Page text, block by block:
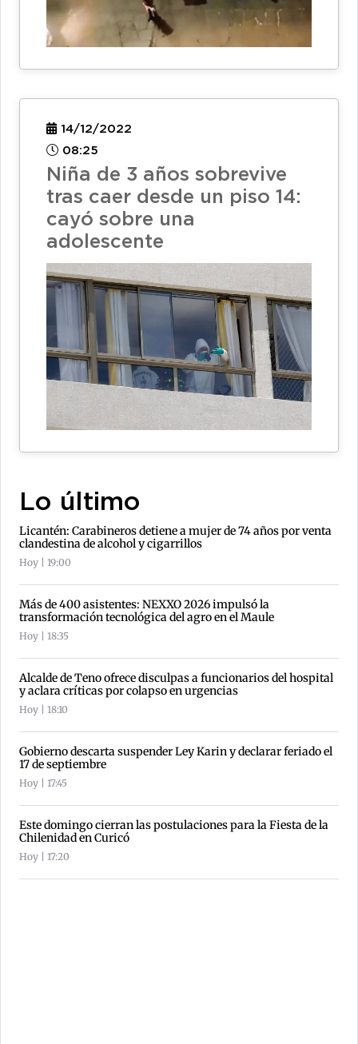
14/12/2022
08:25
Niña de 3 años sobrevive
tras caer desde un piso 14:
cayó sobre una
adolescente
Lo último
Licantén: Carabineros detiene a mujer de 74 años por venta
clandestina de alcohol y cigarrillos
Hoy | 19:00
Más de 400 asistentes: NEXXO 2026 impulsó la
transformación tecnológica del agro en el Maule
Hoy | 18:35
Alcalde de Teno ofrece disculpas a funcionarios del hospital
y aclara críticas por colapso en urgencias
Hoy | 18:10
Gobierno descarta suspender Ley Karin y declarar feriado el
17 de septiembre
Hoy | 17:45
Este domingo cierran las postulaciones para la Fiesta de la
Chilenidad en Curicó
Hoy | 17:20